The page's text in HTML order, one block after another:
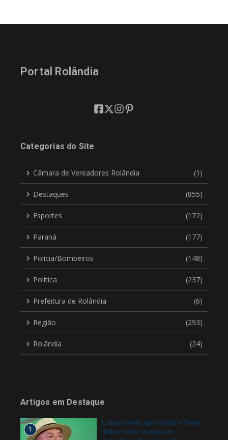
Portal Rolândia
Categorias do Site
Câmara de Vereadores Rolândia (1)
Destaques (855)
Esportes (172)
Paraná (177)
Policia/Bombeiros (148)
Política (237)
Prefeitura de Rolândia (6)
Região (293)
Rolândia (24)
Artigos em Destaque
1
Lula pretende apresentar a Trump
dados sobre redução do